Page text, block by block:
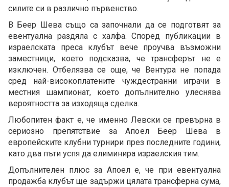
силите си в различно първенство.
В Беер Шева също са започнали да се подготвят за
евентуална раздяла с халфа. Според публикации в
израелската преса клубът вече проучва възможни
заместници, което подсказва, че трансферът не е
изключен. Отбелязва се още, че Вентура не попада
сред най-високоплатените чуждестранни играчи в
местния шампионат, което допълнително улеснява
вероятността за изходяща сделка.
Любопитен факт е, че именно Левски се превърна в
сериозно препятствие за Апоел Беер Шева в
европейските клубни турнири през последните години,
като два пъти успя да елиминира израелския тим.
Допълнителен плюс за Апоел е, че при евентуална
продажба клубът ще задържи цялата трансферна сума,